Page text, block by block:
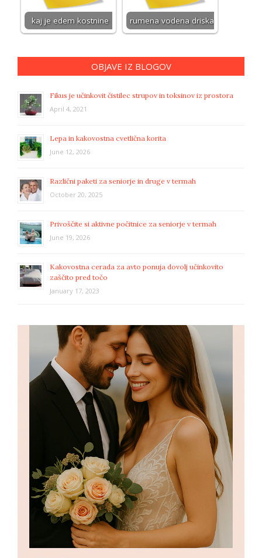
kaj je edem kostnine rumena vodena driska
OBJAVE IZ BLOGOV
Fikus je učinkovit čistilec strupov in toksinov iz prostora
April 4, 2021
Lepa in kakovostna cvetlična korita
June 12, 2026
Različni paketi za seniorje in druge v termah
October 20, 2025
Privoščite si aktivne počitnice za seniorje v termah
June 19, 2026
Kakovostna cerada za avto ponuja dovolj učinkovito
zaščito pred točo
January 17, 2023